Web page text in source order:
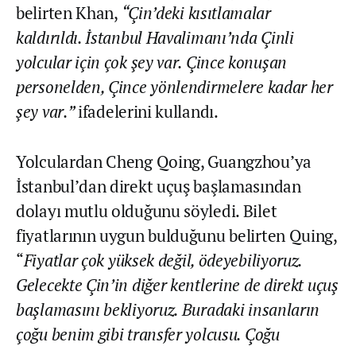
belirten Khan, “Çin’deki kısıtlamalar
kaldırıldı. İstanbul Havalimanı’nda Çinli
yolcular için çok şey var. Çince konuşan
personelden, Çince yönlendirmelere kadar her
şey var.”ifadelerini kullandı.
Yolculardan Cheng Qoing, Guangzhou’ya
İstanbul’dan direkt uçuş başlamasından
dolayı mutlu olduğunu söyledi. Bilet
fiyatlarının uygun bulduğunu belirten Quing,
“Fiyatlar çok yüksek değil, ödeyebiliyoruz.
Gelecekte Çin’in diğer kentlerine de direkt uçuş
başlamasını bekliyoruz. Buradaki insanların
çoğu benim gibi transfer yolcusu. Çoğu